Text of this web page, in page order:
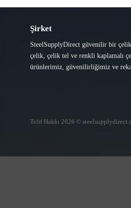
Şirket
SteelSupplyDirect güvenilir bir
çelik, çelik tel ve renkli kaplamalı
ürünlerimiz, güvenilirliğimiz ve
Telif Hakkı 2026 ©